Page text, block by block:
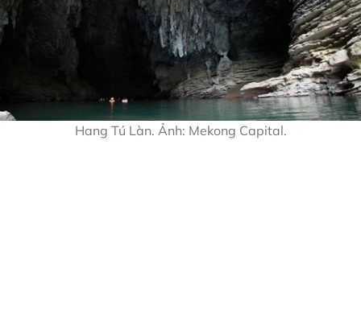
Hang Tú Làn. Ảnh: Mekong Capital.